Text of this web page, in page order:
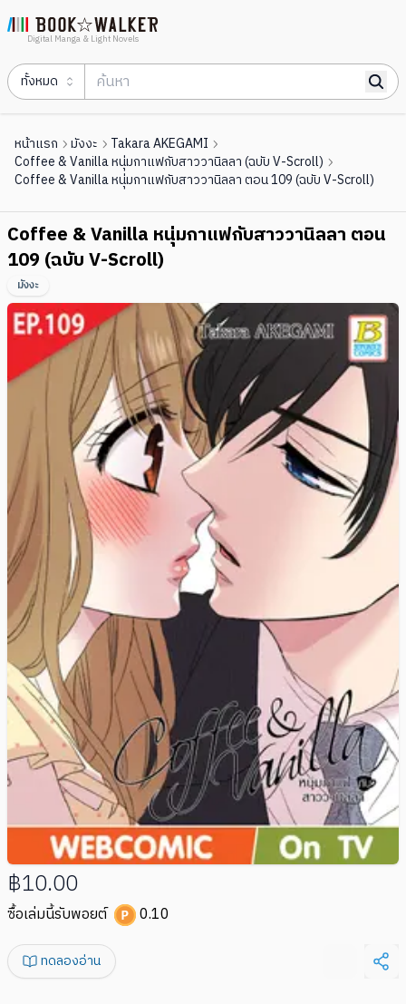
Digital Manga & Light Novels
ทั้งหมด
หน้าแรก มังงะ
Takara AKEGAMI
Coffee & Vanilla หนุ่มกาแฟกับสาววานิลลา (ฉบับ V-Scroll)
Coffee & Vanilla หนุ่มกาแฟกับสาววานิลลา ตอน 109 (ฉบับ V-Scroll)
Coffee & Vanilla หนุ่มกาแฟกับสาววานิลลา ตอน
109 (ฉบับ V-Scroll)
มังงะ
฿10.00
ซื้อเล่มนี้รับพอยต์ 0.10
ทดลองอ่าน